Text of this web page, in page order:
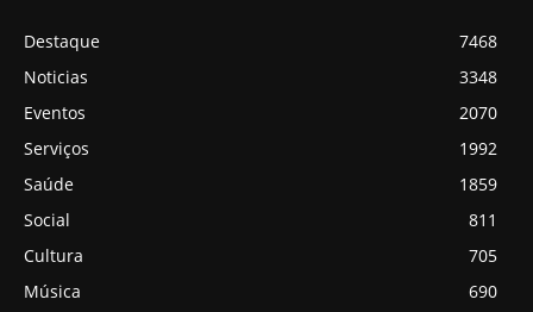
Destaque
7468
Noticias
3348
Eventos
2070
Serviços
1992
Saúde
1859
Social
811
Cultura
705
Música
690